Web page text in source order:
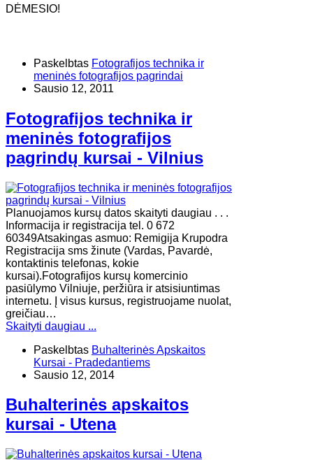
DĖMESIO!
Paskelbtas Fotografijos technika ir
meninės fotografijos pagrindai
Sausio 12, 2011
Fotografijos technika ir
meninės fotografijos
pagrindų kursai - Vilnius
Planuojamos kursų datos skaityti daugiau . . .
Informacija ir registracija tel. 0 672
60349Atsakingas asmuo: Remigija Krupodra
Registracija sms žinute (Vardas, Pavardė,
kontaktinis telefonas, kokie
kursai).Fotografijos kursų komercinio
pasiūlymo Vilniuje, peržiūra ir atsisiuntimas
internetu. Į visus kursus, registruojame nuolat,
greičiau…
Skaityti daugiau ...
Paskelbtas Buhalterinės Apskaitos
Kursai - Pradedantiems
Sausio 12, 2014
Buhalterinės apskaitos
kursai - Utena